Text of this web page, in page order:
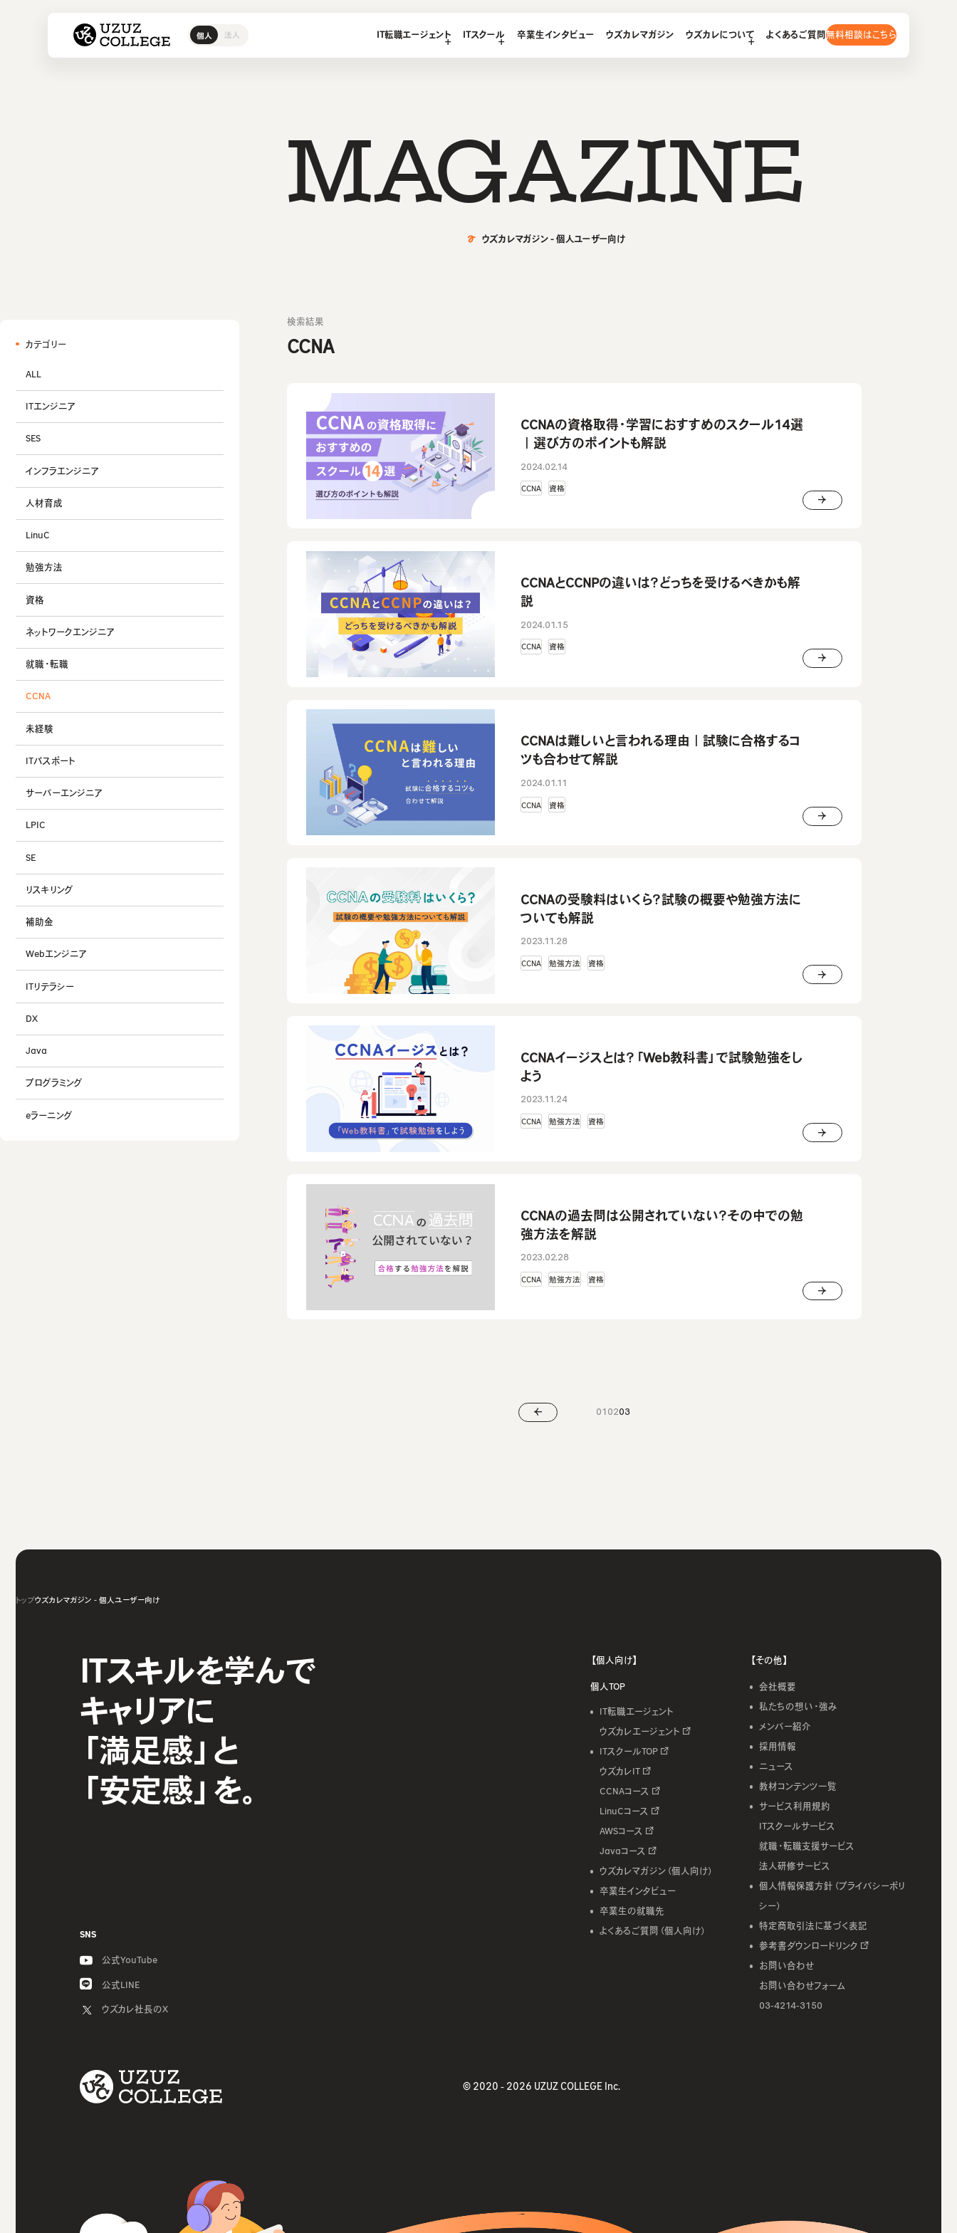
ウズウズカレッジ UZUZ COLLEGE
個人 法人 IT転職エージェント ITスクール 卒業生インタビュー ウズカレマガジン ウズカレについて よくあるご質問 無料相談はこちら
Javaコース
教材コンテンツ
MAGAZINE
ウズカレマガジン - 個人ユーザー向け
カテゴリー
ALL
ITエンジニア
SES
インフラエンジニア
人材育成
LinuC
勉強方法
資格
ネットワークエンジニア
就職・転職
CCNA
未経験
ITパスポート
サーバーエンジニア
LPIC
SE
リスキリング
補助金
Webエンジニア
ITリテラシー
DX
Java
プログラミング
eラーニング
検索結果
CCNA
CCNAの資格取得・学習におすすめのスクール14選
｜選び方のポイントも解説
2024.02.14
CCNA 資格
CCNAとCCNPの違いは？どっちを受けるべきかも解
説
2024.01.15
CCNA 資格
CCNAは難しいと言われる理由｜試験に合格するコ
ツも合わせて解説
2024.01.11
CCNA 資格
CCNAの受験料はいくら？試験の概要や勉強方法に
ついても解説
2023.11.28
CCNA 勉強方法 資格
CCNAイージスとは？「Web教科書」で試験勉強をし
よう
2023.11.24
CCNA 勉強方法 資格
CCNAの過去問は公開されていない？その中での勉
強方法を解説
2023.02.28
CCNA 勉強方法 資格
01 0203
トップウズカレマガジン - 個人ユーザー向け
ITスキルを学んで
キャリアに
「満足感」と
「安定感」を。
【個人向け】
個人TOP
IT転職エージェント
ウズカレエージェント
ITスクールTOP
ウズカレIT
CCNAコース
LinuCコース
AWSコース
Javaコース
ウズカレマガジン（個人向け）
卒業生インタビュー
卒業生の就職先
よくあるご質問（個人向け）
【その他】
会社概要
私たちの想い・強み
メンバー紹介
採用情報
ニュース
教材コンテンツ一覧
サービス利用規約
ITスクールサービス
就職・転職支援サービス
法人研修サービス
個人情報保護方針（プライバシーポリ
シー）
特定商取引法に基づく表記
参考書ダウンロードリンク
お問い合わせ
お問い合わせフォーム
03-4214-3150
SNS
公式YouTube
公式LINE
ウズカレ社長のX
© 2020 - 2026 UZUZ COLLEGE Inc.